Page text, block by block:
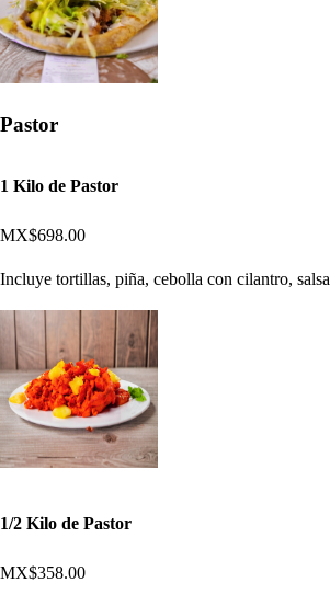
Pastor
1 Kilo de Pastor
MX$698.00
Incluye tortillas, piña, cebolla con cilantro, salsa
1/2 Kilo de Pastor
MX$358.00